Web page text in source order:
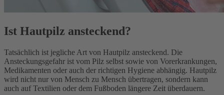
Ist Hautpilz ansteckend?
Tatsächlich ist jegliche Art von Hautpilz ansteckend. Die
Ansteckungsgefahr ist vom Pilz selbst sowie von Vorerkrankungen,
Medikamenten oder auch der richtigen Hygiene abhängig. Hautpilz
wird nicht nur von Mensch zu Mensch übertragen, sondern kann
auch auf Textilien oder dem Fußboden längere Zeit überdauern.